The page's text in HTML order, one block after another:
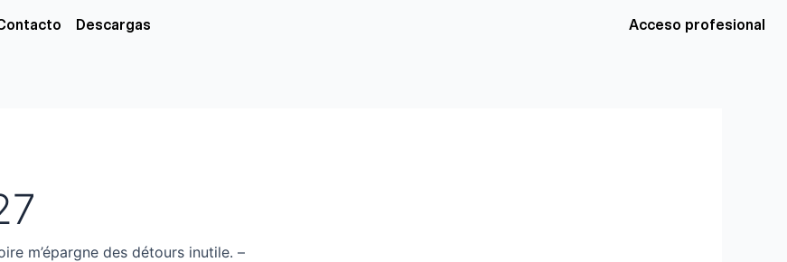
Descargas Acceso profesional
m’épargne des détours inutile. –